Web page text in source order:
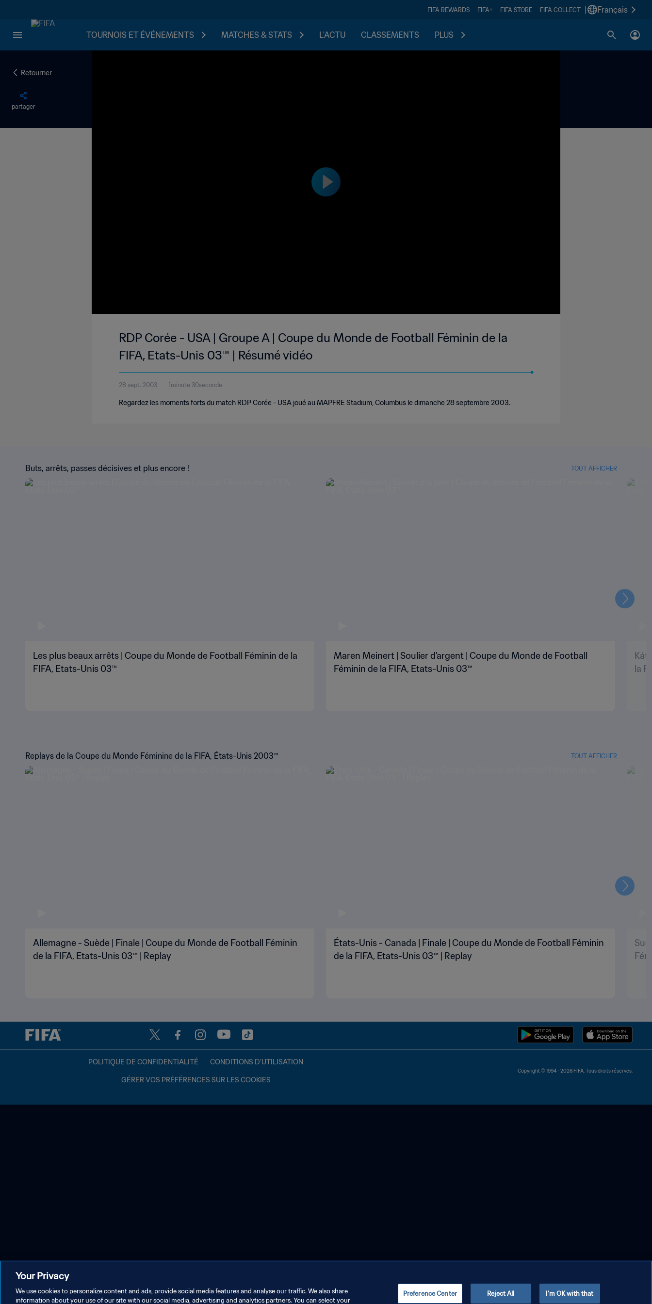
FIFA REWARDS FIFA+ FIFA STORE FIFA COLLECT Français
TOURNOIS ET ÉVÉNEMENTS MATCHES & STATS L'ACTU CLASSEMENTS PLUS
Retourner
partager
RDP Corée - USA | Groupe A | Coupe du Monde de Football Féminin de la
FIFA, Etats-Unis 03™ | Résumé vidéo
28 sept. 2003 1minute 30seconde
Regardez les moments forts du match RDP Corée - USA joué au MAPFRE Stadium, Columbus le dimanche 28 septembre 2003.
Buts, arrêts, passes décisives et plus encore ! TOUT AFFICHER
Les plus beaux arrêts | Coupe du Monde de Football Féminin de la
FIFA, Etats-Unis 03™
Maren Meinert | Soulier d'argent | Coupe du Monde de Football
Féminin de la FIFA, Etats-Unis 03™
la
Suivant
Replays de la Coupe du Monde Féminine de la FIFA, États-Unis 2003™ TOUT AFFICHER
Allemagne - Suède | Finale | Coupe du Monde de Football Féminin
de la FIFA, Etats-Unis 03™ | Replay
États-Unis - Canada | Finale | Coupe du Monde de Football Féminin
de la FIFA, Etats-Unis 03™ | Replay
Suivant
POLITIQUE DE CONFIDENTIALITÉ CONDITIONS D'UTILISATION
GÉRER VOS PRÉFÉRENCES SUR LES COOKIES
Copyright © 1994 - 2026 FIFA. Tous droits réservés.
Your Privacy
We use cookies to personalize content and ads, provide social media features and analyse our traffic. We also share
information about your use of our site with our social media, advertising and analytics partners. You can select your
Preference Center Reject All I'm OK with that